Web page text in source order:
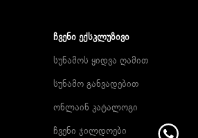
ᲩᲕᲔᲜᲘ ᲔᲥᲡᲙᲚᲣᲖᲘᲕᲘ
სუნამოს ყიდვა ღამით
სუნამო განვადებით
ონლაინ კატალოგი
ჩვენი ჯილდოები